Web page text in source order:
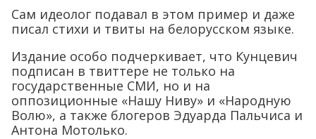
Сам идеолог подавал в этом пример и даже
писал стихи и твиты на белорусском языке.
Издание особо подчеркивает, что Кунцевич
подписан в твиттере не только на
государственные СМИ, но и на
оппозиционные «Нашу Ниву» и «Народную
Волю», а также блогеров Эдуарда Пальчиса и
Антона Мотолько.